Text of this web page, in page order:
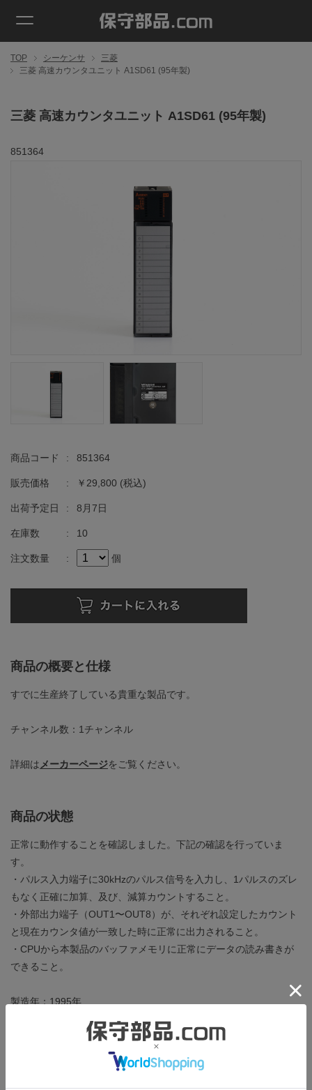
TOP シーケンサ
三菱
三菱 高速カウンタユニット A1SD61 (95年製)
三菱 高速カウンタユニット A1SD61 (95年製)
851364
商品コード : 851364
販売価格 : ￥29,800 (税込)
出荷予定日 : 8月7日
在庫数 : 10
注文数量 : 個
商品の概要と仕様
すでに生産終了している貴重な製品です。
チャンネル数：1チャンネル
詳細はメーカーページをご覧ください。
商品の状態
正常に動作することを確認しました。下記の確認を行っていま
す。
・パルス入力端子に30kHzのパルス信号を入力し、1パルスのズレ
もなく正確に加算、及び、減算カウントすること。
・外部出力端子（OUT1〜OUT8）が、それぞれ設定したカウント
と現在カウンタ値が一致した時に正常に出力されること。
・CPUから本製品のバッファメモリに正常にデータの読み書きが
できること。
製造年：1995年
ところどころに細かい擦りキズがあるのみで、状態は良好です。